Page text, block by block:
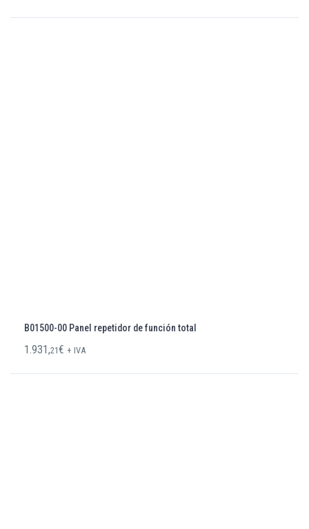
B01500-00 Panel repetidor de función total
1.931,21€ + IVA